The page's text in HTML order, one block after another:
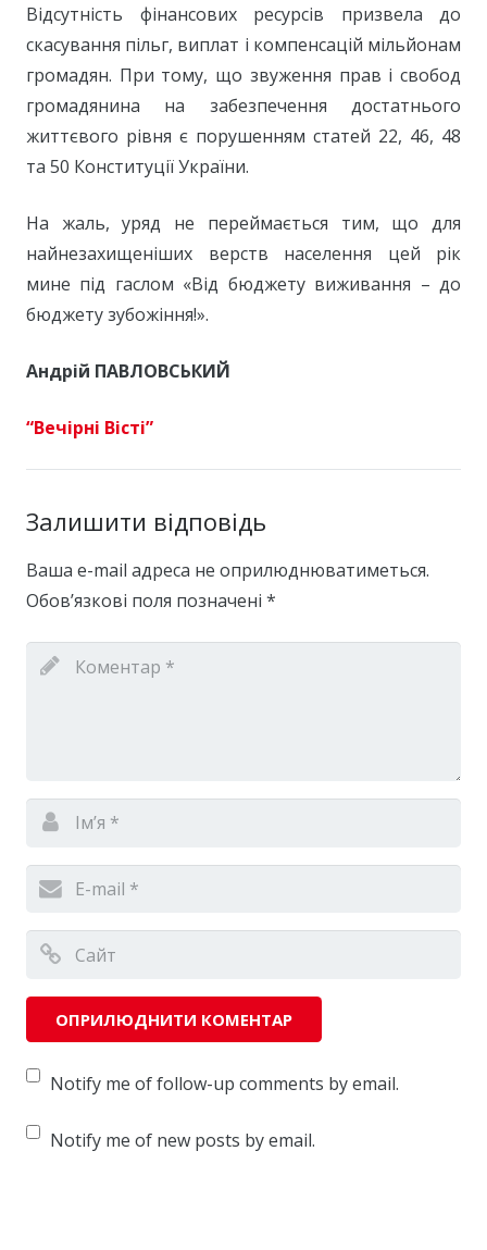
Відсутність фінансових ресурсів призвела до
скасування пільг, виплат і компенсацій мільйонам
громадян. При тому, що звуження прав і свобод
громадянина на забезпечення достатнього
життєвого рівня є порушенням статей 22, 46, 48
та 50 Конституції України.
На жаль, уряд не переймається тим, що для
найнезахищеніших верств населення цей рік
мине під гаслом «Від бюджету виживання – до
бюджету зубожіння!».
Андрій ПАВЛОВСЬКИЙ
“Вечірні Вісті”
Залишити відповідь
Ваша e-mail адреса не оприлюднюватиметься.
Обов’язкові поля позначені *
Notify me of follow-up comments by email.
Notify me of new posts by email.